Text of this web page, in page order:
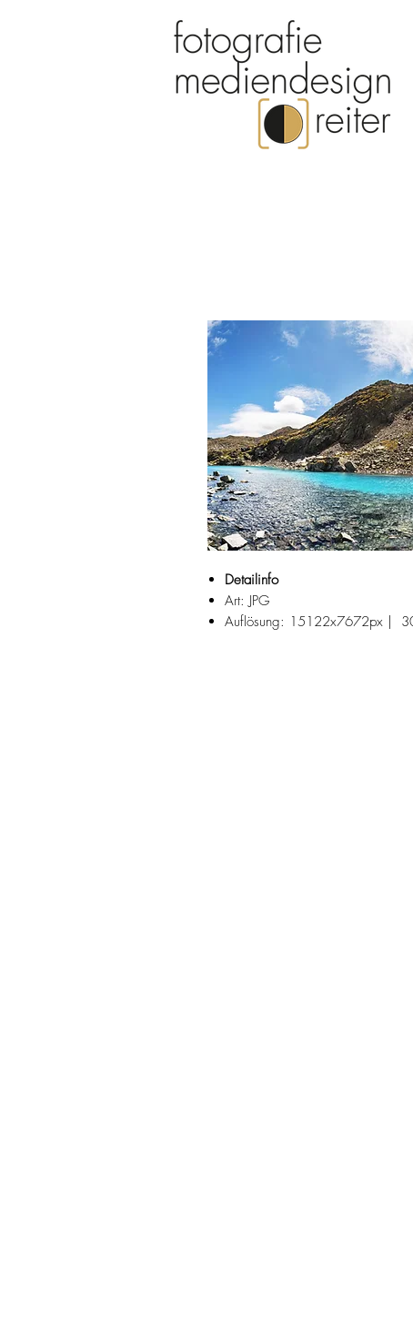
Detailinfo
Art: JPG
Auflösung: 15122x7672px |